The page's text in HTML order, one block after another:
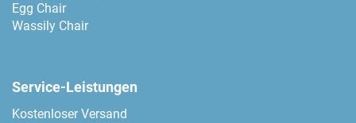
Egg Chair
Wassily Chair
Service-Leistungen
Kostenloser Versand